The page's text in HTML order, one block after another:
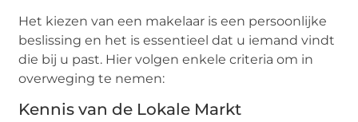
Het kiezen van een makelaar is een persoonlijke
beslissing en het is essentieel dat u iemand vindt
die bij u past. Hier volgen enkele criteria om in
overweging te nemen:
Kennis van de Lokale Markt